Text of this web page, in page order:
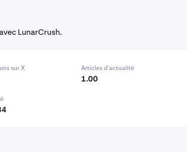
LunarCrush.
sur X Articles d’actualité
1.00